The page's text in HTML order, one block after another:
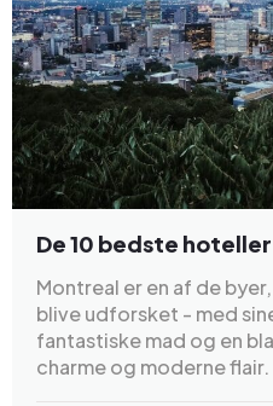
De 10 bedste
Montreal er en af de
blive udforsket - med
fantastiske mad og en
charme og moderne flair.